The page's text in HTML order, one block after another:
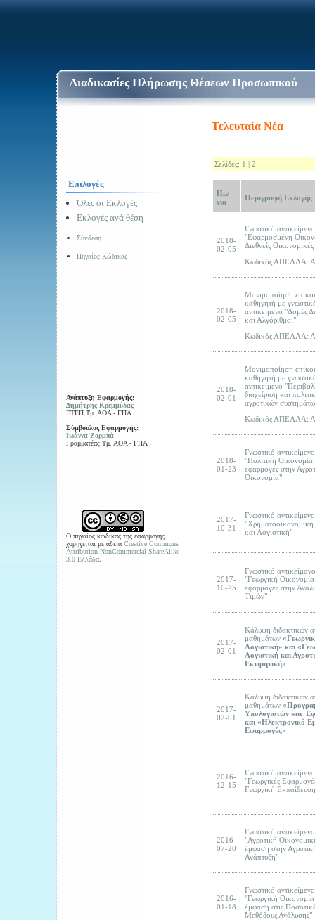
Διαδικασίες Πλήρωσης Θέσεων Προσωπικού
Επιλογές
Όλες οι Εκλογές
Εκλογές ανά θέση
Σύνδεση
Πηγαίος Κώδικας
Ανάπτυξη Εφαρμογής:
Δημήτρης Κρεμμύδας
ΕΤΕΠ Τμ. ΑΟΑ - ΓΠΑ
Σύμβουλος Εφαρμογής:
Ιωάννα Ζορμπά
Γραμματέας Τμ. ΑΟΑ - ΓΠΑ
Ο πηγαίος κώδικας της εφαρμογής
χορηγείται με άδεια Creative Commons
Attribution-NonCommercial-ShareAlike
3.0 Ελλάδα
Τελευταία Νέα
Σελίδες: 1 2
Ημ/
νια
Περιγραφή Εκλογής
2018-
02-05
Γνωστικό αντικείμενο
"Εφαρμοσμένη
Διεθνείς
Κωδικός ΑΠΕΛΛΑ:
2018-
02-05
Μονιμοποίηση
καθηγητή με
αντικείμενο "Δομές
και Αλγόριθμοι"
Κωδικός ΑΠΕΛΛΑ:
2018-
02-01
Μονιμοποίηση
καθηγητή με
αντικείμενο
διαχείριση και
αγροτικών
Κωδικός ΑΠΕΛΛΑ:
2018-
01-23
Γνωστικό αντικείμενο
"Πολιτική Οικονομία
εφαρμογές στην
Οικονομία"
2017-
10-31
Γνωστικό αντικείμενο
και Λογιστική"
2017-
10-25
Γνωστικό αντικείμανο
"Γεωργική
εφαρμογές στην
Τιμών"
2017-
02-01
Κάλυψη διδακτικών
μαθημάτων
Λογιστική» και
Λογιστική και
Εκτιμητική»
2017-
02-01
Κάλυψη διδακτικών
μαθημάτων
Υπολογιστών και
και «Ηλεκτρονικό
Εφαρμογές»
2016-
12-15
Γνωστικό αντικείμενο
"Γεωργικές
Γεωργική
2016-
07-20
Γνωστικό αντικείμενο
"Αγροτική
έμφαση στην
Ανάπτυξη"
2016-
01-18
Γνωστικό αντικείμενο
"Γεωργική
έμφαση στις
Μεθόδους Ανάλυσης"